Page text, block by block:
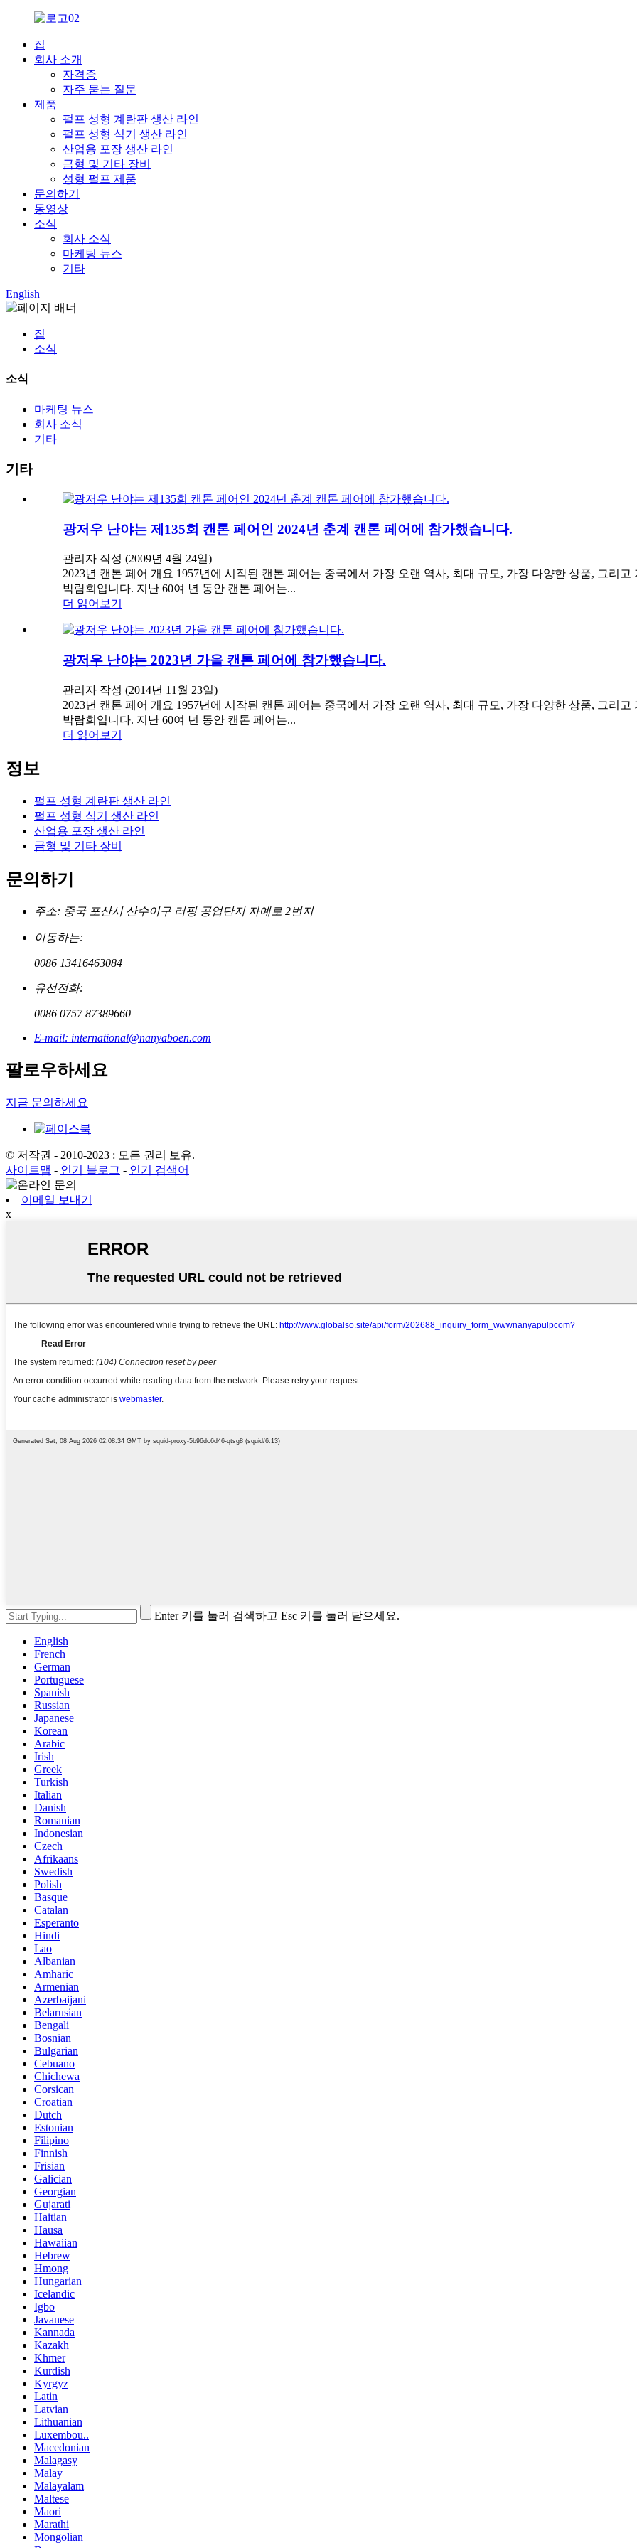
집
회사 소개
자격증
자주 묻는 질문
제품
펄프 성형 계란판 생산 라인
펄프 성형 식기 생산 라인
산업용 포장 생산 라인
금형 및 기타 장비
성형 펄프 제품
문의하기
동영상
소식
회사 소식
마케팅 뉴스
기타
English
집
소식
소식
마케팅 뉴스
회사 소식
기타
기타
광저우 난야는 제135회 캔톤 페어인 2024년 춘계 캔톤 페어에 참가했습니다.
관리자 작성 (2009년 4월 24일)
2023년 캔톤 페어 개요 1957년에 시작된 캔톤 페어는 중국에서 가장 오랜 역사, 최대 규모, 가장 다양한 상품, 그리
박람회입니다. 지난 60여 년 동안 캔톤 페어는...
더 읽어보기
광저우 난야는 2023년 가을 캔톤 페어에 참가했습니다.
관리자 작성 (2014년 11월 23일)
2023년 캔톤 페어 개요 1957년에 시작된 캔톤 페어는 중국에서 가장 오랜 역사, 최대 규모, 가장 다양한 상품, 그리
박람회입니다. 지난 60여 년 동안 캔톤 페어는...
더 읽어보기
정보
펄프 성형 계란판 생산 라인
펄프 성형 식기 생산 라인
산업용 포장 생산 라인
금형 및 기타 장비
문의하기
주소: 중국 포산시 산수이구 러핑 공업단지 자예로 2번지
이동하는:
0086 13416463084
유선전화:
0086 0757 87389660
E-mail: international@nanyaboen.com
팔로우하세요
지금 문의하세요
© 저작권 - 2010-2023 : 모든 권리 보유.
사이트맵 - 인기 블로그 - 인기 검색어
이메일 보내기
x
Enter 키를 눌러 검색하고 Esc 키를 눌러 닫으세요.
English
French
German
Portuguese
Spanish
Russian
Japanese
Korean
Arabic
Irish
Greek
Turkish
Italian
Danish
Romanian
Indonesian
Czech
Afrikaans
Swedish
Polish
Basque
Catalan
Esperanto
Hindi
Lao
Albanian
Amharic
Armenian
Azerbaijani
Belarusian
Bengali
Bosnian
Bulgarian
Cebuano
Chichewa
Corsican
Croatian
Dutch
Estonian
Filipino
Finnish
Frisian
Galician
Georgian
Gujarati
Haitian
Hausa
Hawaiian
Hebrew
Hmong
Hungarian
Icelandic
Igbo
Javanese
Kannada
Kazakh
Khmer
Kurdish
Kyrgyz
Latin
Latvian
Lithuanian
Luxembou..
Macedonian
Malagasy
Malay
Malayalam
Maltese
Maori
Marathi
Mongolian